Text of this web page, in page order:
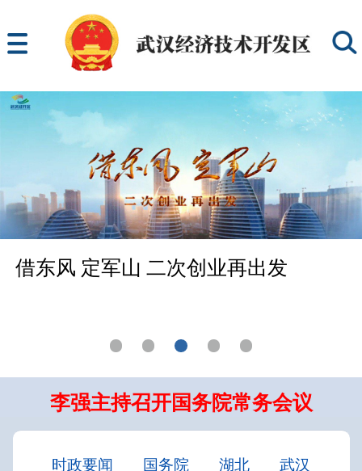
借东风 定军山 二次创业再出发
李强主持召开国务院常务会议
时政要闻 国务院 湖北 武汉